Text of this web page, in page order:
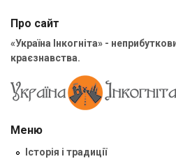
Про сайт
«Україна Інкогніта» -
краєзнавства.
Меню
Історія і традиції